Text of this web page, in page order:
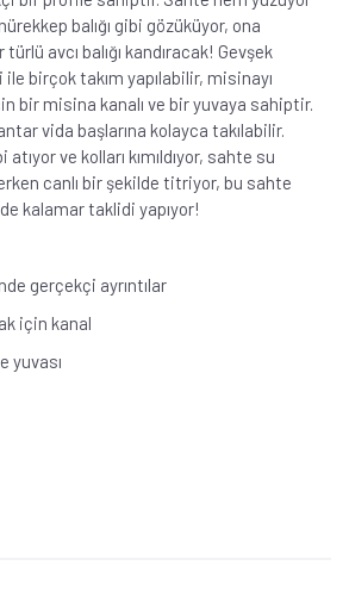
balığı gibi gözüküyor, ona
türlü avcı balığı kandıracak! Gevşek
birçok takım yapılabilir, misinayı
bir misina kanalı ve bir yuvaya sahiptir.
vida başlarına kolayca takılabilir.
ve kolları kımıldıyor, sahte su
canlı bir şekilde titriyor, bu sahte
kalamar taklidi yapıyor!
gerçekçi ayrıntılar
için kanal
yuvası